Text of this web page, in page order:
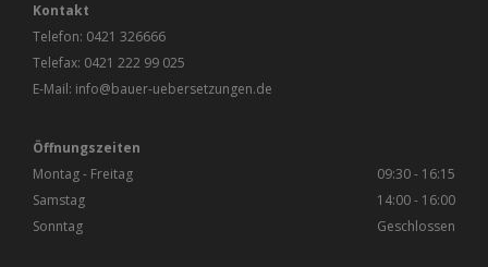
Kontakt
Telefon: 0421 326666
Telefax: 0421 222 99 025
E-Mail: info@bauer-uebersetzungen.de
Öffnungszeiten
Montag - Freitag
09:30 - 16:15
Samstag
14:00 - 16:00
Sonntag
Geschlossen